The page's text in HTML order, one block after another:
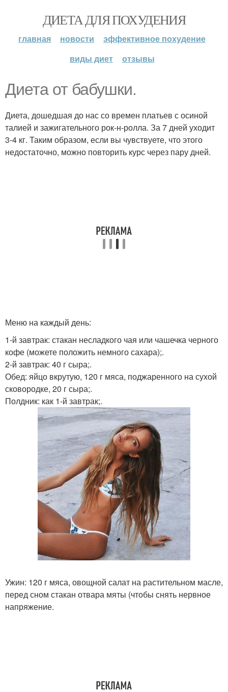
ДИЕТА ДЛЯ ПОХУДЕНИЯ
главная новости
эффективное похудение
виды диет
отзывы
Диета от бабушки.
Диета, дошедшая до нас со времен платьев с осиной
талией и зажигательного рок-н-ролла. За 7 дней уходит
3-4 кг. Таким образом, если вы чувствуете, что этого
недостаточно, можно повторить курс через пару дней.
Меню на каждый день:
1-й завтрак: стакан несладкого чая или чашечка черного
кофе (можете положить немного сахара);.
2-й завтрак: 40 г сыра;.
Обед: яйцо вкрутую, 120 г мяса, поджаренного на сухой
сковородке, 20 г сыра;.
Полдник: как 1-й завтрак;.
Ужин: 120 г мяса, овощной салат на растительном масле,
перед сном стакан отвара мяты (чтобы снять нервное
напряжение.